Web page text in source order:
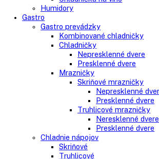
Truhlicové mrazničky
Klasické chladničky
Stolové chladničky
Americké chladničky
Chladnička na víno
Humidory
Gastro prevádzky
Kombinované chladničky
Chladničky
Nepresklenné dvere
Presklenné dvere
Mrazničky
Skriňové mrazničky